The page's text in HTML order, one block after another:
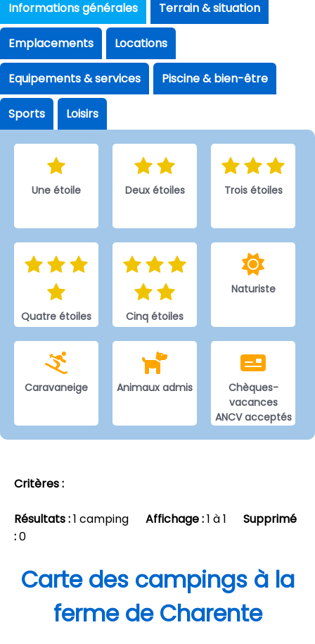
Informations générales
Une étoile Deux étoiles Trois étoiles
Quatre étoiles Cinq étoiles
Naturiste
Caravaneige Animaux admis
Chèques-
vacances
ANCV acceptés
Terrain & situation
Emplacements Locations
Equipements & services Piscine & bien-être
Sports Loisirs
Critères :
Résultats :1 camping Affichage :1 à 1 Supprimé
:0
Carte des campings à la
ferme de Charente